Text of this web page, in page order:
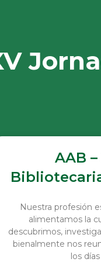
AAB
Nuestra profesión
alimentamos la
descubrimos,
bienalmente nos
los días